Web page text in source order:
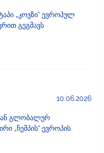
„კოვზი“ ევროპულ
გეგმავს
10.06.2026
გლობალურ
„ჩემპის“ ევროპის